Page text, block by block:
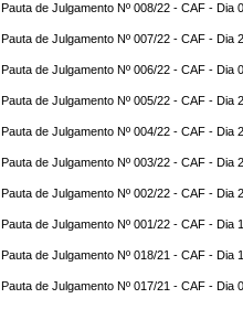
Pauta de Julgamento Nº 008/22 - CAF - Dia
Pauta de Julgamento Nº 007/22 - CAF - Dia
Pauta de Julgamento Nº 006/22 - CAF - Dia
Pauta de Julgamento Nº 005/22 - CAF - Dia
Pauta de Julgamento Nº 004/22 - CAF - Dia
Pauta de Julgamento Nº 003/22 - CAF - Dia
Pauta de Julgamento Nº 002/22 - CAF - Dia
Pauta de Julgamento Nº 001/22 - CAF - Dia
Pauta de Julgamento Nº 018/21 - CAF - Dia
Pauta de Julgamento Nº 017/21 - CAF - Dia